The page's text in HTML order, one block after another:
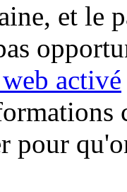
et le
activé
pour